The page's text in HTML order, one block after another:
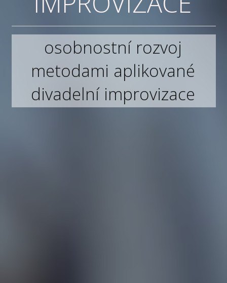
osobnostní rozvoj
metodami aplikované
divadelní improvizace